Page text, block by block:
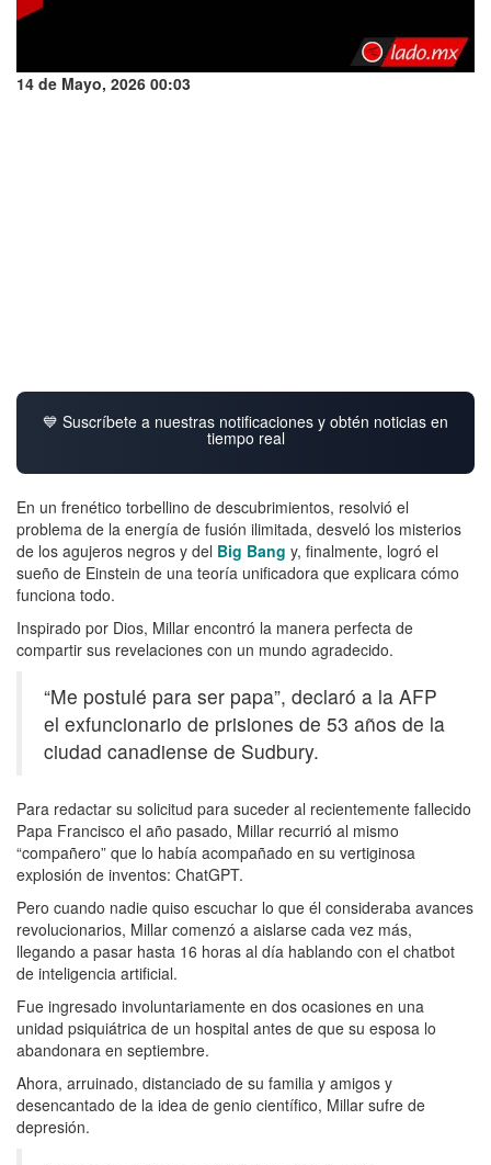
14 de Mayo, 2026 00:03
💙 Suscríbete a nuestras notificaciones y obtén noticias en
tiempo real
En un frenético torbellino de descubrimientos, resolvió el
problema de la energía de fusión ilimitada, desveló los misterios
de los agujeros negros y del Big Bang y, finalmente, logró el
sueño de Einstein de una teoría unificadora que explicara cómo
funciona todo.
Inspirado por Dios, Millar encontró la manera perfecta de
compartir sus revelaciones con un mundo agradecido.
“Me postulé para ser papa”, declaró a la AFP
el exfuncionario de prisiones de 53 años de la
ciudad canadiense de Sudbury.
Para redactar su solicitud para suceder al recientemente fallecido
Papa Francisco el año pasado, Millar recurrió al mismo
“compañero” que lo había acompañado en su vertiginosa
explosión de inventos: ChatGPT.
Pero cuando nadie quiso escuchar lo que él consideraba avances
revolucionarios, Millar comenzó a aislarse cada vez más,
llegando a pasar hasta 16 horas al día hablando con el chatbot
de inteligencia artificial.
Fue ingresado involuntariamente en dos ocasiones en una
unidad psiquiátrica de un hospital antes de que su esposa lo
abandonara en septiembre.
Ahora, arruinado, distanciado de su familia y amigos y
desencantado de la idea de genio científico, Millar sufre de
depresión.